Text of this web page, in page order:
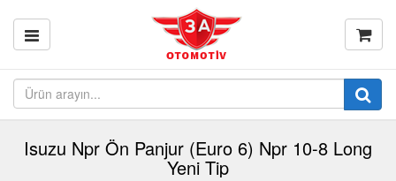
Isuzu Npr Ön Panjur (Euro 6) Npr 10-8 Long
Yeni Tip